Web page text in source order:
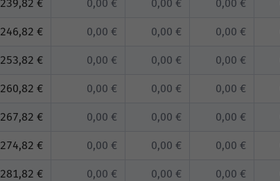
239,82 € 0,00 € 0,00 € 0,00 €
246,82 € 0,00 € 0,00 € 0,00 €
253,82 € 0,00 € 0,00 € 0,00 €
260,82 € 0,00 € 0,00 € 0,00 €
267,82 € 0,00 € 0,00 € 0,00 €
274,82 € 0,00 € 0,00 € 0,00 €
281,82 € 0,00 € 0,00 € 0,00 €